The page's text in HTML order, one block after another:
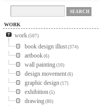
WORK
work (507)
book design illust (374)
artbook (6)
wall painting (10)
design movement (6)
graphic design (17)
exhibition (5)
drawing (80)